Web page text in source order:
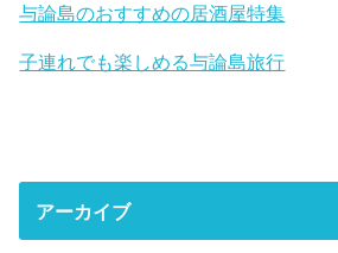
与論島のおすすめの居酒屋特集
子連れでも楽しめる与論島旅行
アーカイブ